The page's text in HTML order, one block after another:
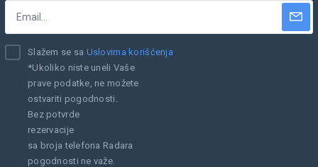
Slažem se sa Uslovima korišćenja
*Ukoliko niste uneli Vaše
prave podatke, ne možete
ostvariti pogodnosti.
Bez potvrde
rezervacije
sa broja telefona Radara
pogodnosti ne važe.